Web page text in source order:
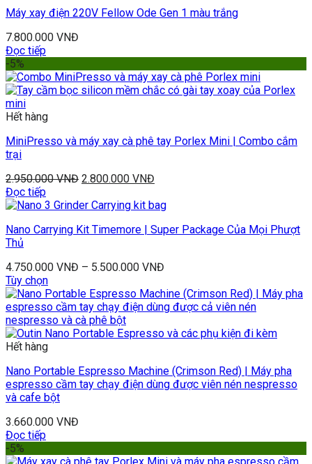
Máy xay điện 220V Fellow Ode Gen 1 màu trắng
7.800.000 VNĐ
Đọc tiếp
-5%
Hết hàng
MiniPresso và máy xay cà phê tay Porlex Mini | Combo cắm
trại
2.950.000VNĐ 2.800.000 VNĐ
Đọc tiếp
Nano Carrying Kit Timemore | Super Package Của Mọi Phượt
Thủ
4.750.000 VNĐ – 5.500.000 VNĐ
Tùy chọn
Hết hàng
Nano Portable Espresso Machine (Crimson Red) | Máy pha
espresso cầm tay chạy điện dùng được viên nén nespresso
và cafe bột
3.660.000 VNĐ
Đọc tiếp
-5%